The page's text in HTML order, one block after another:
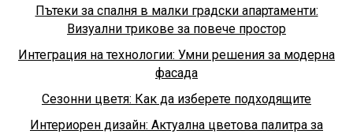
Пътеки за спалня в малки градски апартаменти:
Визуални трикове за повече простор
Интеграция на технологии: Умни решения за модерна
фасада
Сезонни цветя: Как да изберете подходящите
Интериорен дизайн: Актуална цветова палитра за